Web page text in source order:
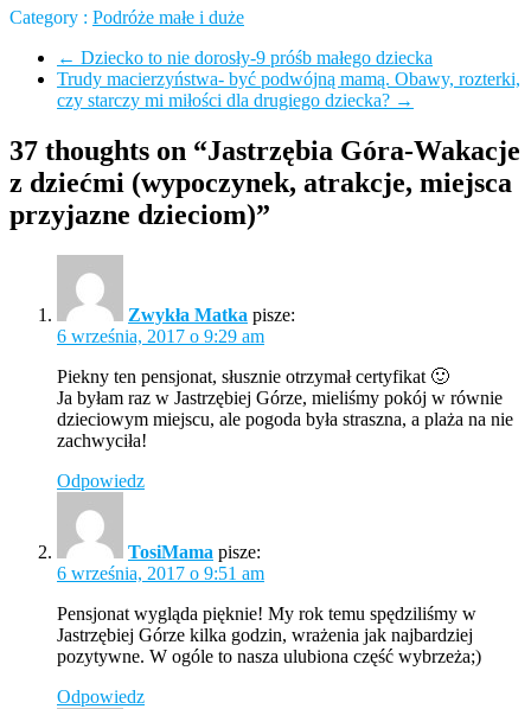
Category : Podróże małe i duże
← Dziecko to nie dorosły-9 próśb małego dziecka
Trudy macierzyństwa- być podwójną mamą. Obawy, rozterki,
czy starczy mi miłości dla drugiego dziecka? →
37 thoughts on “Jastrzębia Góra-Wakacje
z dziećmi (wypoczynek, atrakcje, miejsca
przyjazne dzieciom)”
Zwykła Matka pisze:
6 września, 2017 o 9:29 am
Piekny ten pensjonat, słusznie otrzymał certyfikat 🙂
Ja byłam raz w Jastrzębiej Górze, mieliśmy pokój w równie
dzieciowym miejscu, ale pogoda była straszna, a plaża na nie
zachwyciła!
Odpowiedz
TosiMama pisze:
6 września, 2017 o 9:51 am
Pensjonat wygląda pięknie! My rok temu spędziliśmy w
Jastrzębiej Górze kilka godzin, wrażenia jak najbardziej
pozytywne. W ogóle to nasza ulubiona część wybrzeża;)
Odpowiedz